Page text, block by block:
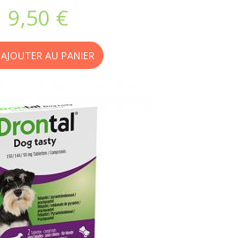
9,50 €
AJOUTER AU PANIER